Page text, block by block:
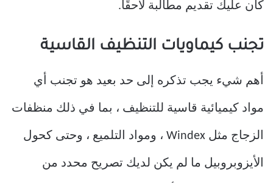
كان عليك تقديم مطالبة لاحقًا.
تجنب كيماويات التنظيف القاسية
أهم شيء يجب تذكره إلى حد بعيد هو تجنب أي
مواد كيميائية قاسية للتنظيف ، بما في ذلك منظفات
الزجاج مثل Windex ، ومواد التلميع ، وحتى كحول
الأيزوبروبيل ما لم يكن لديك تصريح محدد من